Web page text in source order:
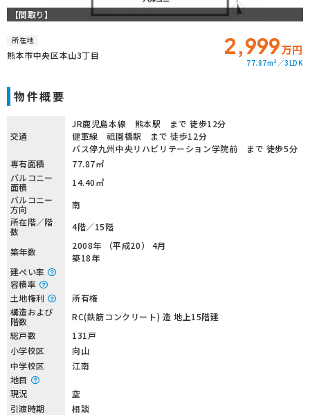
【間取り】
所在地
熊本市中央区本山3丁目 2,999万円
77.87m² 3LDK
物件概要
交通
JR鹿児島本線 熊本駅 まで 徒歩12分
健軍線 祇園橋駅 まで 徒歩12分
バス停九州中央リハビリテーション学院前 まで 徒歩5分
専有面積
77.87㎡
バルコニー
面積
14.40㎡
バルコニー
方向
南
所在階／階
数
4階／15階
築年数
2008年 （平成20） 4月
築18年
建ぺい率
容積率
土地権利
所有権
構造および
階数
RC(鉄筋コンクリート) 造 地上15階建
総戸数
131戸
小学校区
向山
中学校区
江南
地目
現況
空
引渡時期
相談